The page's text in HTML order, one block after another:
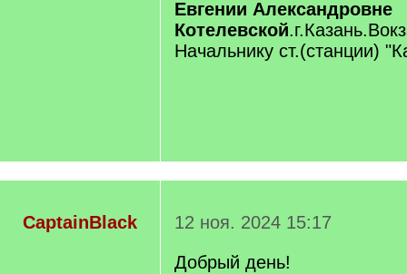
Евгении Александровне
Котелевской
Начальнику ст.(станции)
CaptainBlack
12 ноя. 2024 15:17
Добрый день!